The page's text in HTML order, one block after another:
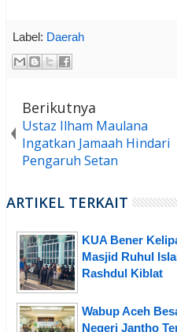
Label: Daerah
Berikutnya
Ustaz Ilham Maulana
Ingatkan Jamaah Hindari
Pengaruh Setan
ARTIKEL TERKAIT
KUA Bener
Masjid Ruhul
Rashdul Kiblat
Wabup Aceh
Negeri Jantho